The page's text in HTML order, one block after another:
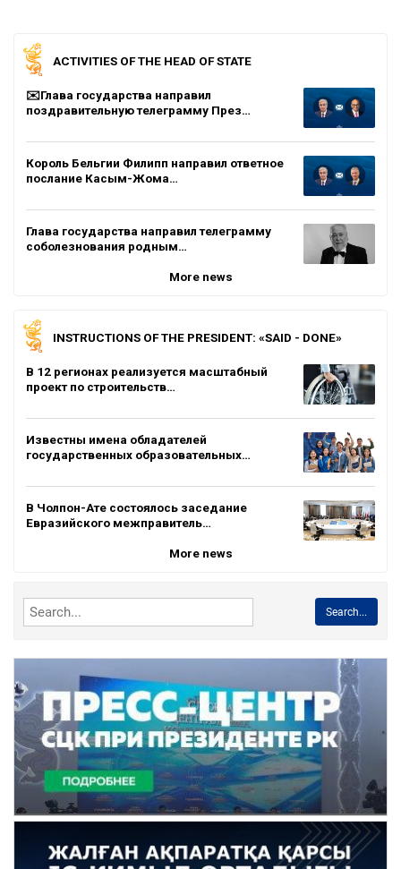
ACTIVITIES OF THE HEAD OF STATE
✉️Глава государства направил
поздравительную телеграмму През…
Король Бельгии Филипп направил ответное
послание Касым-Жома…
Глава государства направил телеграмму
соболезнования родным…
More news
INSTRUCTIONS OF THE PRESIDENT: «SAID - DONE»
В 12 регионах реализуется масштабный
проект по строительств…
Известны имена обладателей
государственных образовательных…
В Чолпон-Ате состоялось заседание
Евразийского межправитель…
More news
Search...